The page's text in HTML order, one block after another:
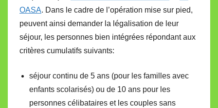
OASA. Dans le cadre de l’opération mise sur pied,
peuvent ainsi demander la légalisation de leur
séjour, les personnes bien intégrées répondant aux
critères cumulatifs suivants:
séjour continu de 5 ans (pour les familles avec
enfants scolarisés) ou de 10 ans pour les
personnes célibataires et les couples sans